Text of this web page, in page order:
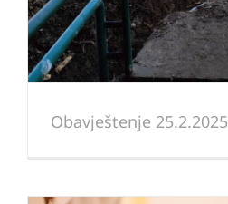
Obavještenje 25.2.2025